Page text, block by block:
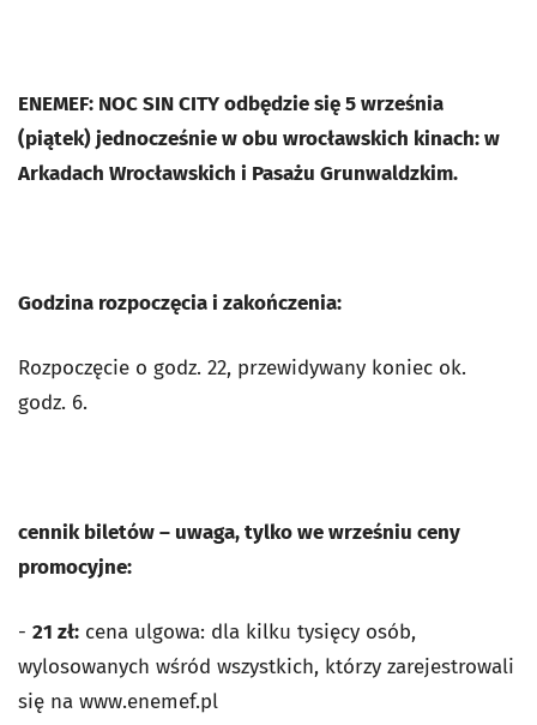
ENEMEF: NOC SIN CITY odbędzie się 5 września
(piątek) jednocześnie w obu wrocławskich kinach: w
Arkadach Wrocławskich i Pasażu Grunwaldzkim.
Godzina rozpoczęcia i zakończenia:
Rozpoczęcie o godz. 22, przewidywany koniec ok.
godz. 6.
cennik biletów– uwaga, tylko we wrześniu ceny
promocyjne:
- 21 zł: cena ulgowa: dla kilku tysięcy osób,
wylosowanych wśród wszystkich, którzy zarejestrowali
się na www.enemef.pl